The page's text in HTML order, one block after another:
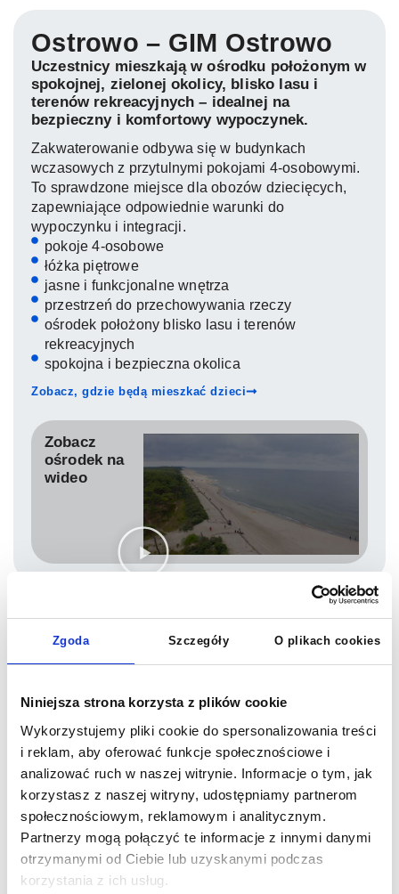
Zgoda Szczegóły O plikach cookies
Niniejsza strona korzysta z plików cookie
Wykorzystujemy pliki cookie do spersonalizowania treści
i reklam, aby oferować funkcje społecznościowe i
analizować ruch w naszej witrynie. Informacje o tym, jak
korzystasz z naszej witryny, udostępniamy partnerom
społecznościowym, reklamowym i analitycznym.
Partnerzy mogą połączyć te informacje z innymi danymi
otrzymanymi od Ciebie lub uzyskanymi podczas
korzystania z ich usług.
Ostrowo – GIM Ostrowo
Uczestnicy mieszkają w ośrodku położonym w
spokojnej, zielonej okolicy, blisko lasu i
terenów rekreacyjnych – idealnej na
bezpieczny i komfortowy wypoczynek.
Budynek, w którym mieszkają uczestnicy obozu
Ośrodek położony wśród zieleni
Spokojna i bezpieczna okolica
Pokoje 4-osobowe
Jasne i funkcjonalne wnętrza
Zakwaterowanie odbywa się w budynkach
wczasowych z przytulnymi pokojami 4-osobowymi.
To sprawdzone miejsce dla obozów dziecięcych,
zapewniające odpowiednie warunki do
wypoczynku i integracji.
pokoje 4-osobowe
łóżka piętrowe
jasne i funkcjonalne wnętrza
przestrzeń do przechowywania rzeczy
ośrodek położony blisko lasu i terenów
rekreacyjnych
spokojna i bezpieczna okolica
Zobacz, gdzie będą mieszkać dzieci
Zobacz
ośrodek na
wideo
Władysławowo – Centrum
Taneczne Pomorzanka
Uczestnicy mieszkają w ośrodku położonym w
licznych atrakcji – idealnym dla aktywnych
wakacji.
Ośrodek, w którym mieszkają uczestnicy obozu
Komfortowy pokój uczestników
Przestrzeń do odpoczynku i wspólnego czasu
Nowoczesna sala do zajęć i aktywności
Basen dostępny dla uczestników
Zakwaterowanie odbywa się w komfortowym
ośrodku przystosowanym do pobytów dzieci i
młodzieży. Lokalizacja sprzyja aktywnemu
wypoczynkowi oraz korzystaniu z uroków
nadmorskiego kurortu.
komfortowe pokoje dla uczestników
przestrzenie wspólne do integracji
blisko plaży i atrakcji